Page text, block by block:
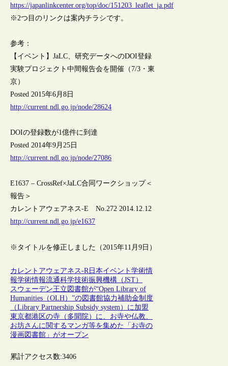
https://japanlinkcenter.org/top/doc/151203_leaflet_ja.pdf
※2つ目のリンクは案内チラシです。
参考：
【イベント】JaLC、研究データへのDOI登録
実験プロジェクト中間報告会を開催（7/3・東
京）
Posted 2015年6月8日
http://current.ndl.go.jp/node/28624
DOIの登録数が1億件に到達
Posted 2014年9月25日
http://current.ndl.go.jp/node/27086
E1637 – CrossRef×JaLC合同ワークショップ＜
報告＞
カレントアウェアネス-E No.272 2014.12.12
http://current.ndl.go.jp/e1637
※タイトルを修正しました（2015年11月9日）
カレントアウェアネス-R 日本イベント学術情
報学術情報流通科学技術振興機構（JST）
スウェーデン王立図書館が“Open Library of
Humanities（OLH）”の図書館協力補助金制度
（Library Partnership Subsidy system）に加盟
東京都港区の寺（多聞院）に、お寺や仏教、
お坊さんに関するマンガ等を集めた「お寺の
漫画図書館」がオープン
累計アクセス数:3406